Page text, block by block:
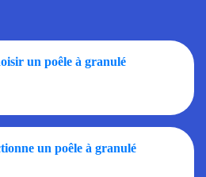
un poêle à granulé
un poêle à granulé